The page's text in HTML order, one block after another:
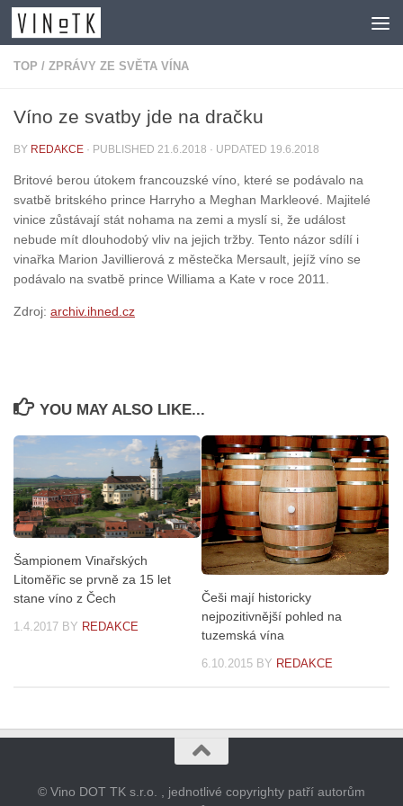
Skip to content
TOP / ZPRÁVY ZE SVĚTA VÍNA
Víno ze svatby jde na dračku
BY REDAKCE · PUBLISHED 21.6.2018 · UPDATED 19.6.2018
Britové berou útokem francouzské víno, které se podávalo na
svatbě britského prince Harryho a Meghan Markleové. Majitelé
vinice zůstávají stát nohama na zemi a myslí si, že událost
nebude mít dlouhodobý vliv na jejich tržby. Tento názor sdílí i
vinařka Marion Javillierová z městečka Mersault, jejíž víno se
podávalo na svatbě prince Williama a Kate v roce 2011.
Zdroj: archiv.ihned.cz
YOU MAY ALSO LIKE...
Šampionem Vinařských
Litoměřic se prvně za 15 let
stane víno z Čech
1.4.2017 BY REDAKCE
Češi mají historicky
nejpozitivnější pohled na
tuzemská vína
6.10.2015 BY REDAKCE
© Vino DOT TK s.r.o. , jednotlivé copyrighty patří autorům